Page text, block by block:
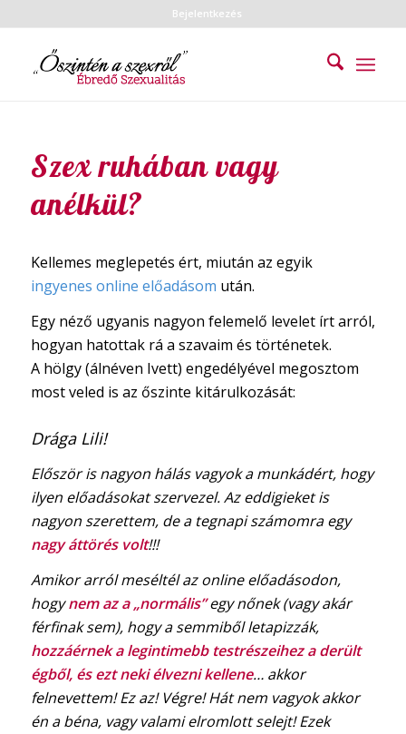
Bejelentkezés
Szex ruhában vagy
anélkül?
Kellemes meglepetés ért, miután az egyik
ingyenes online előadásom után.
Egy néző ugyanis nagyon felemelő levelet írt arról,
hogyan hatottak rá a szavaim és történetek.
A hölgy (álnéven Ivett) engedélyével megosztom
most veled is az őszinte kitárulkozását:
Drága Lili!
Először is nagyon hálás vagyok a munkádért, hogy
ilyen előadásokat szervezel. Az eddigieket is
nagyon szerettem, de a tegnapi számomra egy
nagy áttörés volt!!!
Amikor arról meséltél az online előadásodon,
hogynem az a „normális”egy nőnek (vagy akár
férfinak sem), hogy a semmiből letapizzák,
hozzáérnek a legintimebb testrészeihez a derült
égből, és ezt neki élvezni kellene… akkor
felnevettem! Ez az! Végre! Hát nem vagyok akkor
én a béna, vagy valami elromlott selejt! Ezek